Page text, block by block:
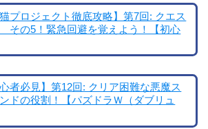
プロジェクト徹底攻略】第7回: クエス
その5！緊急回避を覚えよう！【初心
者必見】第12回: クリア困難な悪魔ス
ドの役割！【パズドラＷ（ダブリュ